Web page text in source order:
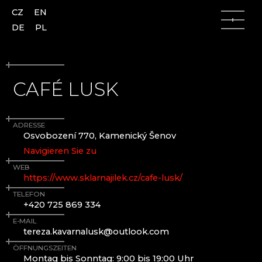
Lausitzer Gebirge
Česká Lípa (Böhmisch Leipa)
Kamenický Šenov (Steinschönau)
Kunratice u Cvikova (Kunnersdorf)
Nový Bor (Haida)
Skalice (Langenau)
Lindava (Lindenau)
Lausitzer Gebirge
AJETO
ALENA LINTAVA, GLASS AND JEWELLERY
ASTERA
ASTRONOMISCHE UHR AUS GLAS - ČESKÁ
KAMENICE
BARTGLASS
BYSTRO DESIGN
CZ
EN
DE
PL
CAFÉ LUSK
ADRESSE
Osvobození 770, Kamenický Šenov
Navigieren Sie zu
WEB
https://www.sklarnajilek.cz/cafe-lusk/
TELEFON
+420 725 869 334
E-MAIL
tereza.kavarnalusk@outlook.com
ÖFFNUNGSZEITEN
Montag bis Sonntag: 9:00 bis 19:00 Uhr